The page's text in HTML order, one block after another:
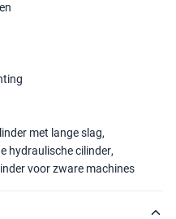
met lange slag,
hydraulische cilinder,
voor zware machines